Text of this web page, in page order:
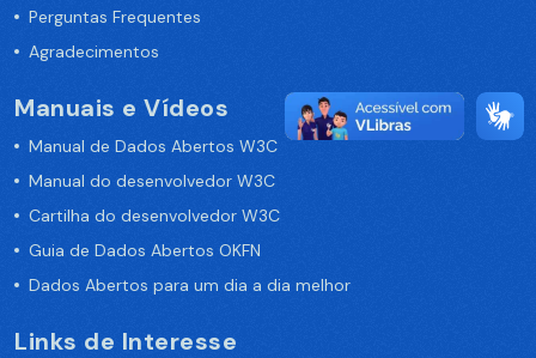
Perguntas Frequentes
Agradecimentos
Manuais e Vídeos
Manual de Dados Abertos W3C
Manual do desenvolvedor W3C
Cartilha do desenvolvedor W3C
Guia de Dados Abertos OKFN
Dados Abertos para um dia a dia melhor
Links de Interesse